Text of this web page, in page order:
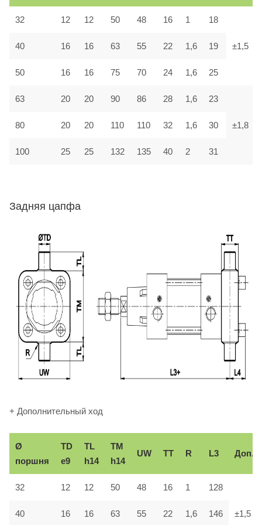
32 12 12 50 48 16 1 18
±1,5
40 16 16 63 55 22 1,6 19
50 16 16 75 70 24 1,6 25
63 20 20 90 86 28 1,6 23
±1,8
80 20 20 110 110 32 1,6 30
100 25 25 132 135 40 2 31
Задняя цапфа
+ Дополнительный ход
Ø
поршня
TD
e9
TL
h14
TM
h14
UW TT R L3 Доп.
32 12 12 50 48 16 1 128
±1,5
40 16 16 63 55 22 1,6 146